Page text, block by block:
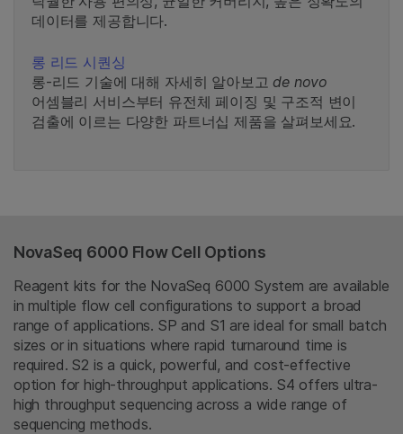
데이터를 제공합니다.
롱 리드 시퀀싱
롱-리드 기술에 대해 자세히 알아보고 de novo
어셈블리 서비스부터 유전체 페이징 및 구조적 변이
검출에 이르는 다양한 파트너십 제품을 살펴보세요.
NovaSeq 6000 Flow Cell Options
Reagent kits for the NovaSeq 6000 System are available
in multiple flow cell configurations to support a broad
range of applications. SP and S1 are ideal for small batch
sizes or in situations where rapid turnaround time is
required. S2 is a quick, powerful, and cost-effective
option for high-throughput applications. S4 offers ultra-
high throughput sequencing across a wide range of
sequencing methods.